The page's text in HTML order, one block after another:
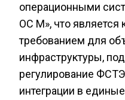
операционными
ОС М», что является
требованием для
инфраструктуры,
регулирование
интеграции в